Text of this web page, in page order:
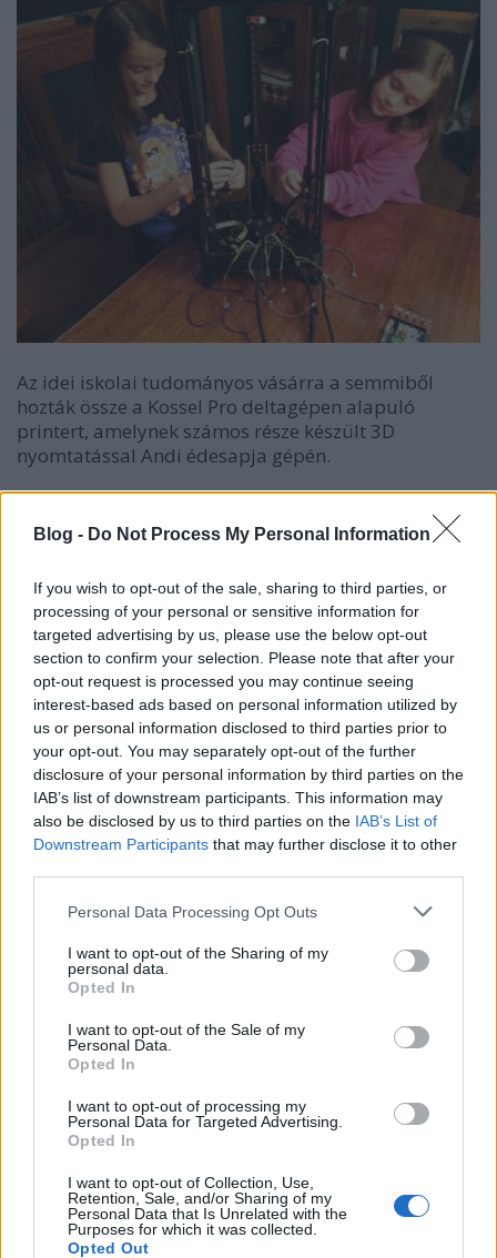
Blog - Do Not Process My Personal Information
If you wish to opt-out of the sale, sharing to third parties, or
processing of your personal or sensitive information for
targeted advertising by us, please use the below opt-out
section to confirm your selection. Please note that after your
opt-out request is processed you may continue seeing
interest-based ads based on personal information utilized by
us or personal information disclosed to third parties prior to
your opt-out. You may separately opt-out of the further
disclosure of your personal information by third parties on the
IAB’s list of downstream participants. This information may
also be disclosed by us to third parties on the IAB’s List of
Downstream Participants that may further disclose it to other
Please note that this website/app uses one or more Google
not limited to your visit or usage behaviour. You may click to
grant or deny consent to Google and its third-party tags to
use your data for below specified purposes in below Google
consent section.
Personal Data Processing Opt Outs
I want to opt-out of the Sharing of my
personal data.
Opted In
I want to opt-out of the Sale of my
Personal Data.
Opted In
I want to opt-out of processing my
Personal Data for Targeted Advertising.
Opted In
I want to opt-out of Collection, Use,
Retention, Sale, and/or Sharing of my
Personal Data that Is Unrelated with the
Purposes for which it was collected.
Opted Out
Az idei iskolai tudományos vásárra a semmiből
hozták össze a Kossel Pro deltagépen alapuló
printert, amelynek számos része készült 3D
nyomtatással Andi édesapja gépén.
Három hónap kemény munkája után készültek el, az
általuk 3DKitBasher-nek nevezett szerkezet remekül
működik, és a vásáron is aranyérmes lett.
Címkék:oktatás csináld magad DIY
Ajánlott bejegyzések:
A Formlabs hobbi célú műgyantákat
A COBOD piacra dobja a BOD3 3D
épületnyomtatót
Műholdfejlesztés INTAMSYS additív
technológiákkal